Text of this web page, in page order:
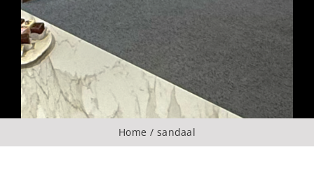
Over ons
CONTACT
Home sandaal